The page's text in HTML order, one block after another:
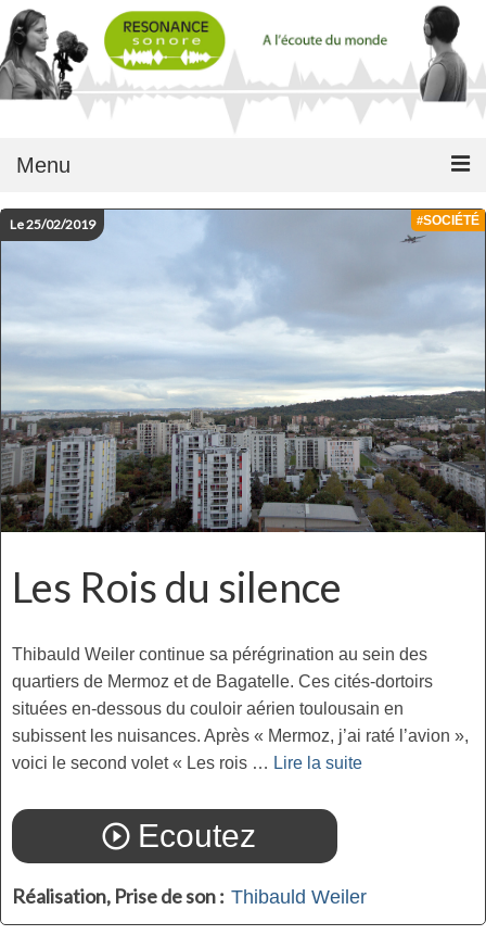
Menu
Le 25/02/2019 #SOCIÉTÉ
Les Rois du silence
Thibauld Weiler continue sa pérégrination au sein des
quartiers de Mermoz et de Bagatelle. Ces cités-dortoirs
situées en-dessous du couloir aérien toulousain en
subissent les nuisances. Après « Mermoz, j’ai raté l’avion »,
voici le second volet « Les rois … Lire la suite­­
play_circle_outline Ecoutez
Réalisation, Prise de son : Thibauld Weiler